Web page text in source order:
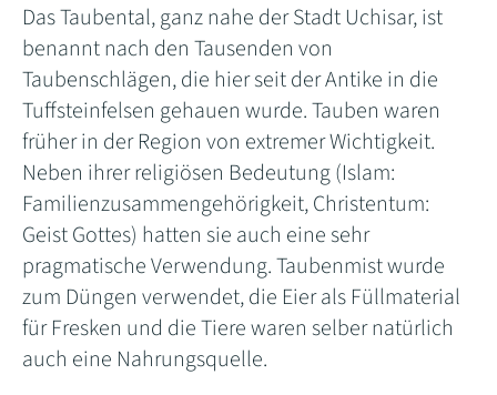
Das Taubental, ganz nahe der Stadt Uchisar, ist
benannt nach den Tausenden von
Taubenschlägen, die hier seit der Antike in die
Tuffsteinfelsen gehauen wurde. Tauben waren
früher in der Region von extremer Wichtigkeit.
Neben ihrer religiösen Bedeutung (Islam:
Familienzusammengehörigkeit, Christentum:
Geist Gottes) hatten sie auch eine sehr
pragmatische Verwendung. Taubenmist wurde
zum Düngen verwendet, die Eier als Füllmaterial
für Fresken und die Tiere waren selber natürlich
auch eine Nahrungsquelle.